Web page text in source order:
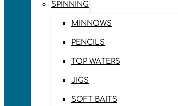
SPINNING
MINNOWS
PENCILS
TOP WATERS
JIGS
SOFT BAITS